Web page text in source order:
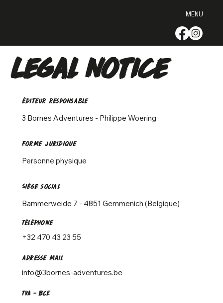
MENU
Legal notice
éditeur responsable
3 Bornes Adventures - Philippe Woering
Forme juridique
Personne physique
Siège social
Bammerweide 7 - 4851 Gemmenich (Belgique)
Téléphone
+32 470 43 23 55
adresse mail
info@3bornes-adventures.be
TVA - BCE